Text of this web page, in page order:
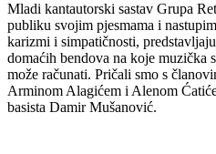
Mladi kantautorski sastav Grupa
publiku svojim pjesmama i
karizmi i simpatičnosti,
domaćih bendova na koje muzička
može računati. Pričali smo s
Arminom Alagićem i Alenom
basista Damir Mušanović.